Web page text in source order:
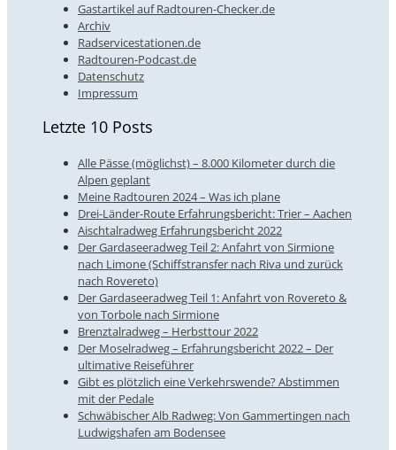
Gastartikel auf Radtouren-Checker.de
Archiv
Radservicestationen.de
Radtouren-Podcast.de
Datenschutz
Impressum
Letzte 10 Posts
Alle Pässe (möglichst) – 8.000 Kilometer durch die
Alpen geplant
Meine Radtouren 2024 – Was ich plane
Drei-Länder-Route Erfahrungsbericht: Trier – Aachen
Aischtalradweg Erfahrungsbericht 2022
Der Gardaseeradweg Teil 2: Anfahrt von Sirmione
nach Limone (Schiffstransfer nach Riva und zurück
nach Rovereto)
Der Gardaseeradweg Teil 1: Anfahrt von Rovereto &
von Torbole nach Sirmione
Brenztalradweg – Herbsttour 2022
Der Moselradweg – Erfahrungsbericht 2022 – Der
ultimative Reiseführer
Gibt es plötzlich eine Verkehrswende? Abstimmen
mit der Pedale
Schwäbischer Alb Radweg: Von Gammertingen nach
Ludwigshafen am Bodensee